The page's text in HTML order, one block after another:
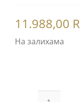
11.988,00
На залихама